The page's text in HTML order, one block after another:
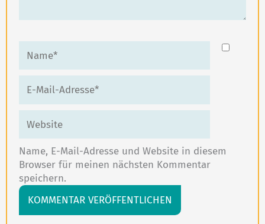
Mail-
Adresse*
Name, E-Mail-Adresse und Website in diesem
Browser für meinen nächsten Kommentar
speichern.